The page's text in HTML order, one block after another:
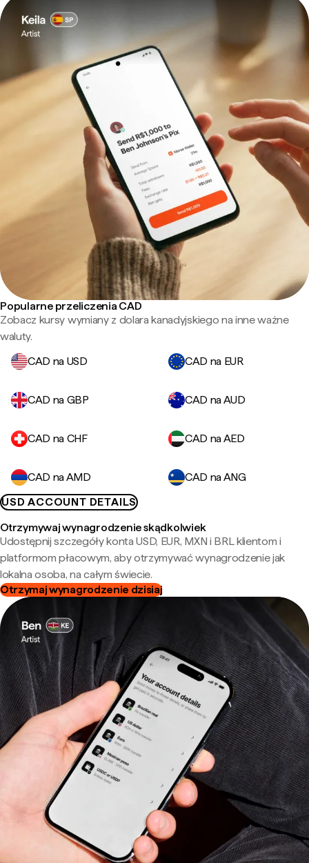
Popularne przeliczenia CAD
Zobacz kursy wymiany z dolara kanadyjskiego na inne ważne
waluty.
CAD na USD
CAD na EUR
CAD na GBP CAD na AUD
CAD na CHF CAD na AED
CAD na AMD
CAD na ANG
USD ACCOUNT DETAILS
Otrzymywaj wynagrodzenie skądkolwiek
Udostępnij szczegóły konta USD, EUR, MXN i BRL klientom i
platformom płacowym, aby otrzymywać wynagrodzenie jak
lokalna osoba, na całym świecie.
Otrzymaj wynagrodzenie dzisiaj